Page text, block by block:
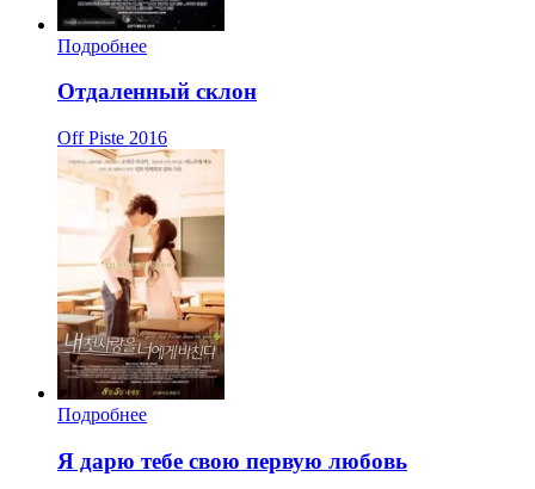
Подробнее
Отдаленный склон
Off Piste 2016
Подробнее
Я дарю тебе свою первую любовь